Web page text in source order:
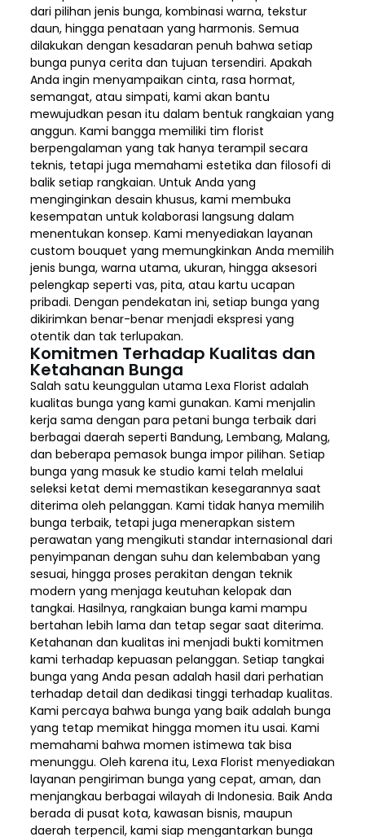
dari pilihan jenis bunga, kombinasi warna, tekstur
daun, hingga penataan yang harmonis. Semua
dilakukan dengan kesadaran penuh bahwa setiap
bunga punya cerita dan tujuan tersendiri. Apakah
Anda ingin menyampaikan cinta, rasa hormat,
semangat, atau simpati, kami akan bantu
mewujudkan pesan itu dalam bentuk rangkaian yang
anggun. Kami bangga memiliki tim florist
berpengalaman yang tak hanya terampil secara
teknis, tetapi juga memahami estetika dan filosofi di
balik setiap rangkaian. Untuk Anda yang
menginginkan desain khusus, kami membuka
kesempatan untuk kolaborasi langsung dalam
menentukan konsep. Kami menyediakan layanan
custom bouquet yang memungkinkan Anda memilih
jenis bunga, warna utama, ukuran, hingga aksesori
pelengkap seperti vas, pita, atau kartu ucapan
pribadi. Dengan pendekatan ini, setiap bunga yang
dikirimkan benar-benar menjadi ekspresi yang
otentik dan tak terlupakan.
Komitmen Terhadap Kualitas dan
Ketahanan Bunga
Salah satu keunggulan utama Lexa Florist adalah
kualitas bunga yang kami gunakan. Kami menjalin
kerja sama dengan para petani bunga terbaik dari
berbagai daerah seperti Bandung, Lembang, Malang,
dan beberapa pemasok bunga impor pilihan. Setiap
bunga yang masuk ke studio kami telah melalui
seleksi ketat demi memastikan kesegarannya saat
diterima oleh pelanggan. Kami tidak hanya memilih
bunga terbaik, tetapi juga menerapkan sistem
perawatan yang mengikuti standar internasional dari
penyimpanan dengan suhu dan kelembaban yang
sesuai, hingga proses perakitan dengan teknik
modern yang menjaga keutuhan kelopak dan
tangkai. Hasilnya, rangkaian bunga kami mampu
bertahan lebih lama dan tetap segar saat diterima.
Ketahanan dan kualitas ini menjadi bukti komitmen
kami terhadap kepuasan pelanggan. Setiap tangkai
bunga yang Anda pesan adalah hasil dari perhatian
terhadap detail dan dedikasi tinggi terhadap kualitas.
Kami percaya bahwa bunga yang baik adalah bunga
yang tetap memikat hingga momen itu usai. Kami
memahami bahwa momen istimewa tak bisa
menunggu. Oleh karena itu, Lexa Florist menyediakan
layanan pengiriman bunga yang cepat, aman, dan
menjangkau berbagai wilayah di Indonesia. Baik Anda
berada di pusat kota, kawasan bisnis, maupun
daerah terpencil, kami siap mengantarkan bunga